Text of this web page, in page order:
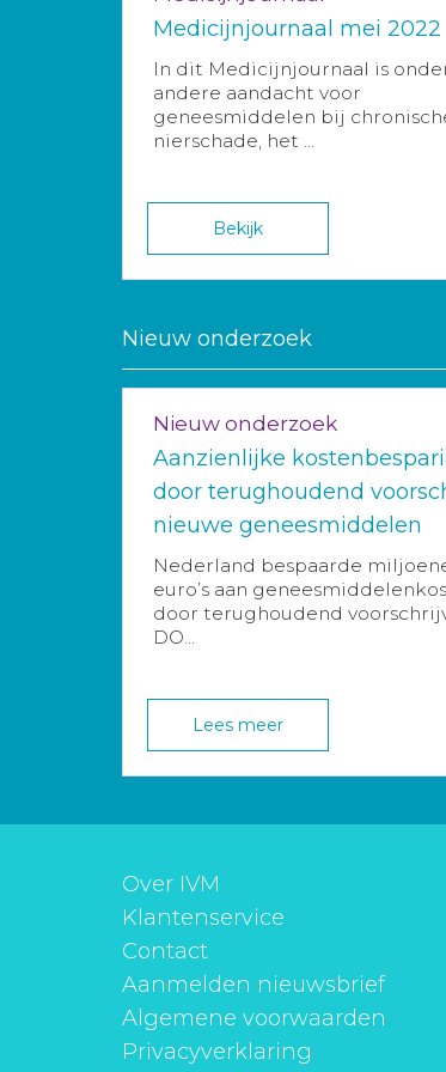
Medicijnjournaal mei 2022
In dit Medicijnjournaal is
andere aandacht voor
geneesmiddelen bij
nierschade, het ...
Bekijk
Nieuw onderzoek
Nieuw onderzoek
Aanzienlijke
door terughoudend
nieuwe geneesmiddelen
Nederland bespaarde
euro’s aan
door terughoudend
DO...
Lees meer
Over IVM
Klantenservice
Contact
Aanmelden nieuwsbrief
Algemene voorwaarden
Privacyverklaring